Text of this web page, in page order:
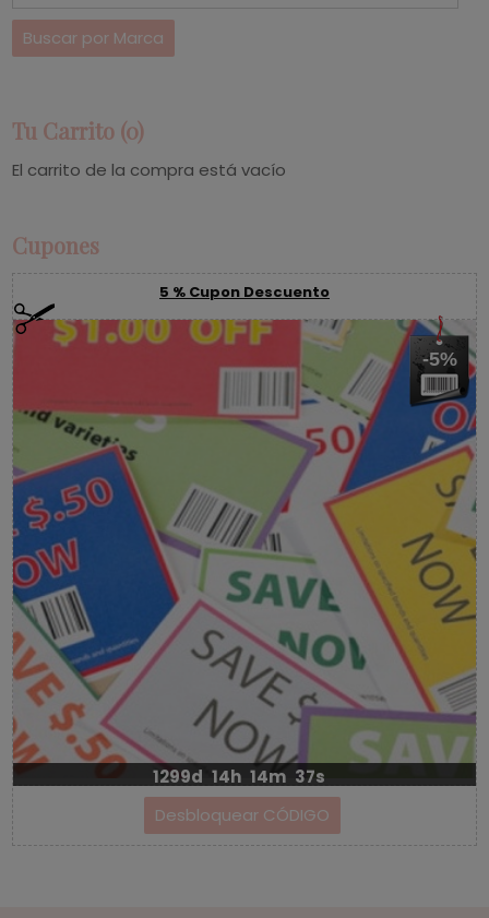
Tu Carrito (0)
El carrito de la compra está vacío
Cupones
5 % Cupon Descuento
-5%
1299d 14h 14m 35s